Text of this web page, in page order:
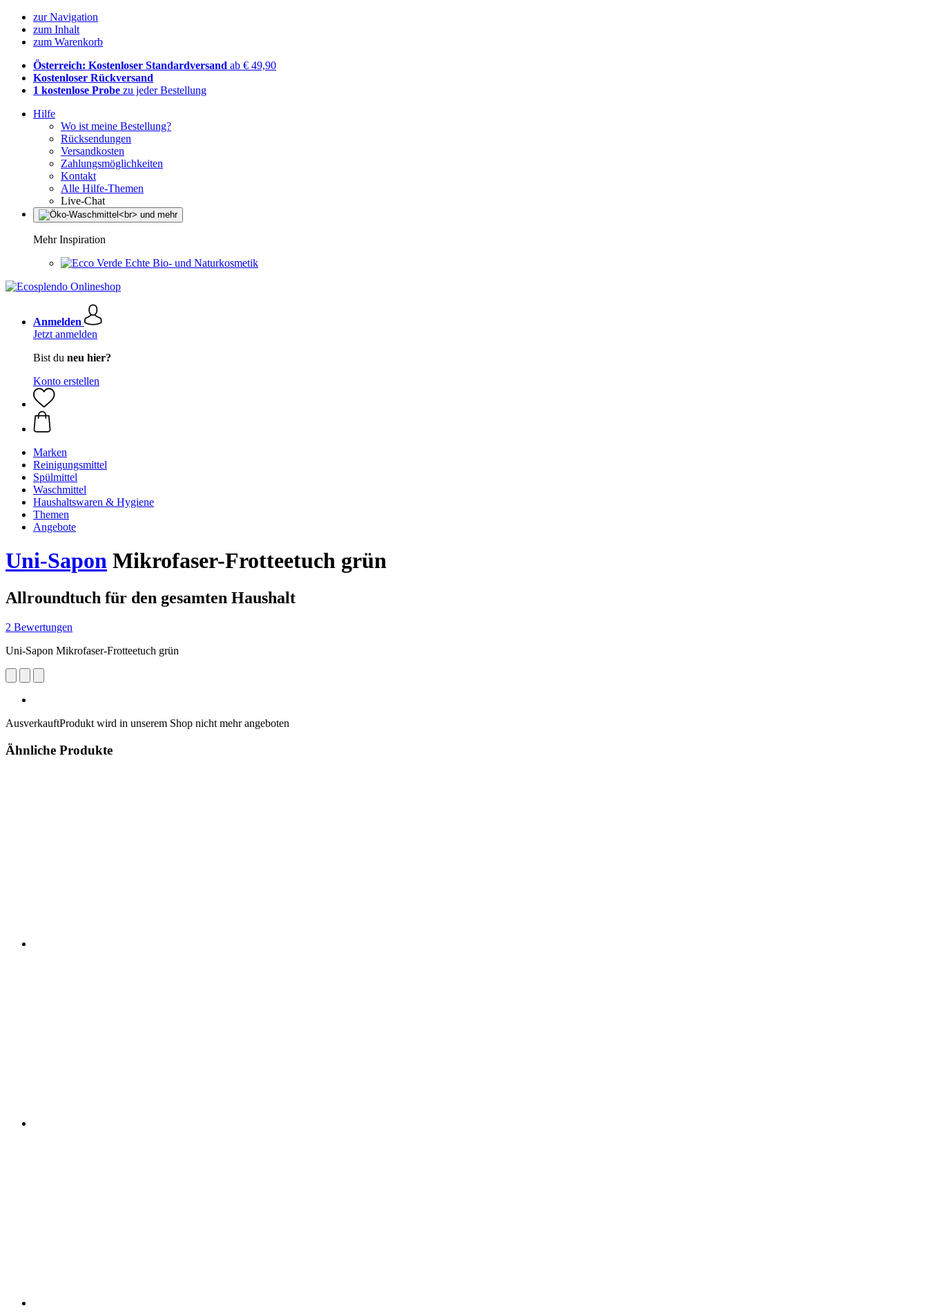
zur Navigation
zum Inhalt
zum Warenkorb
Österreich: Kostenloser Standardversand ab € 49,90
Kostenloser Rückversand
1 kostenlose Probe zu jeder Bestellung
Hilfe
Wo ist meine Bestellung?
Rücksendungen
Versandkosten
Zahlungsmöglichkeiten
Kontakt
Alle Hilfe-Themen
Live-Chat
Mehr Inspiration
Echte Bio- und Naturkosmetik
Anmelden
Jetzt anmelden
Bist du neu hier?
Konto erstellen
Marken
Reinigungsmittel
Spülmittel
Waschmittel
Haushaltswaren & Hygiene
Themen
Angebote
Uni-Sapon Mikrofaser-Frotteetuch grün
Allroundtuch für den gesamten Haushalt
2 Bewertungen
Uni-Sapon Mikrofaser-Frotteetuch grün
AusverkauftProdukt wird in unserem Shop nicht mehr angeboten
Ähnliche Produkte